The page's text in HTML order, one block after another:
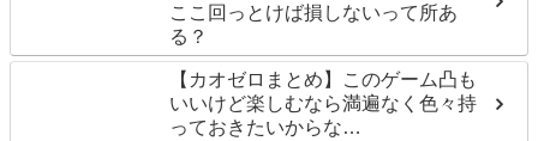
ここ回っとけば損しないって所あ
る？
【カオゼロまとめ】このゲーム凸も
いいけど楽しむなら満遍なく色々持
っておきたいからな…